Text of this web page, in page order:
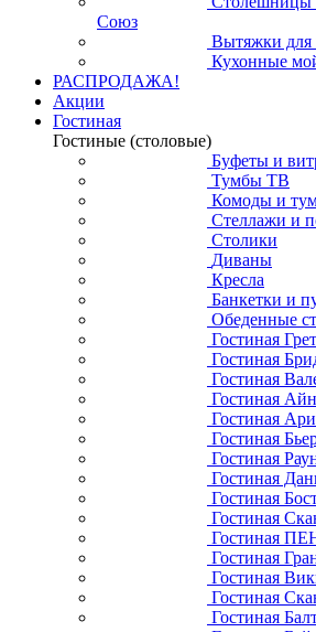
Союз
Вытяжки
Кухонные
РАСПРОДАЖА!
Акции
Гостиная
Гостиные (столовые)
Буфеты и
Тумбы ТВ
Комоды и
Стеллажи и
Столики
Диваны
Кресла
Банкетки и
Обеденные
Гостиная
Гостиная
Гостиная
Гостиная
Гостиная
Гостиная
Гостиная
Гостиная
Гостиная
Гостиная
Гостиная
Гостиная
Гостиная
Гостиная
Гостиная